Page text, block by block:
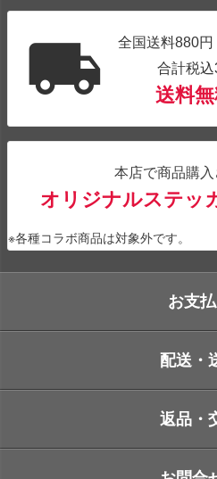
全国送料880
合計税
送料
本店で商品購
オリジナルステッ
※各種コラボ商品は対象外です。
お支
配送・
返品・